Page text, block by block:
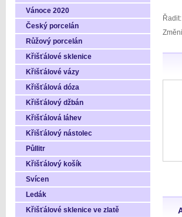
Vánoce 2020
Český porcelán
Růžový porcelán
Křišťálové sklenice
Křišťálové vázy
Křišťálová dóza
Křišťálový džbán
Křišťálová láhev
Křišťálový nástolec
Půllitr
Křišťálový košík
Svícen
Ledák
Křišťálové sklenice ve zlatě
Řadit: